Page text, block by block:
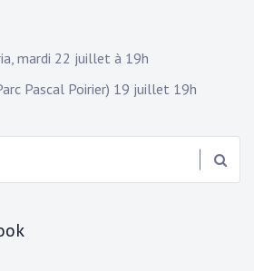
mardi 22 juillet à 19h
Pascal Poirier) 19 juillet 19h